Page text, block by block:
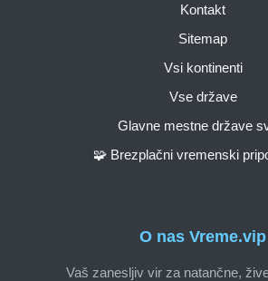
O nas Vreme.vip
Vaš zanesljiv vir za natančne,
Kontakt
Sitemap
Vsi kontinenti
Vse države
Glavne mestne države
🧩 Brezplačni vremenski